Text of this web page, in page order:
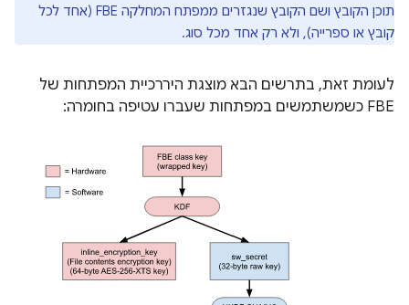
תוכן הקובץ ושם הקובץ שנגזרים ממפתח המחלקה FBE (אחד לכל
קובץ או ספרייה), ולא רק אחד מכל סוג.
לעומת זאת, בתרשים הבא מוצגת היררכיית המפתחות של
FBE כשמשתמשים במפתחות שעברו עטיפה בחומרה: